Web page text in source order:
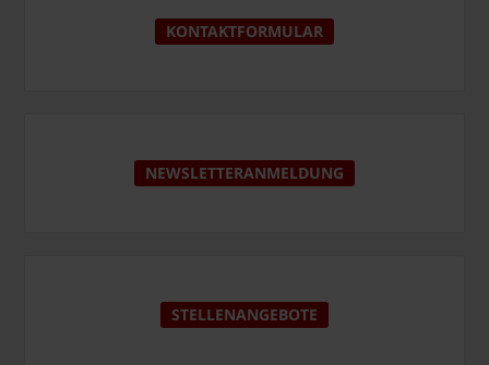
KONTAKTFORMULAR
NEWSLETTERANMELDUNG
STELLENANGEBOTE